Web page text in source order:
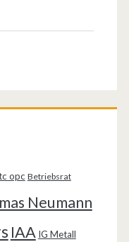
opc Betriebsrat
Neumann
IAA IG Metall